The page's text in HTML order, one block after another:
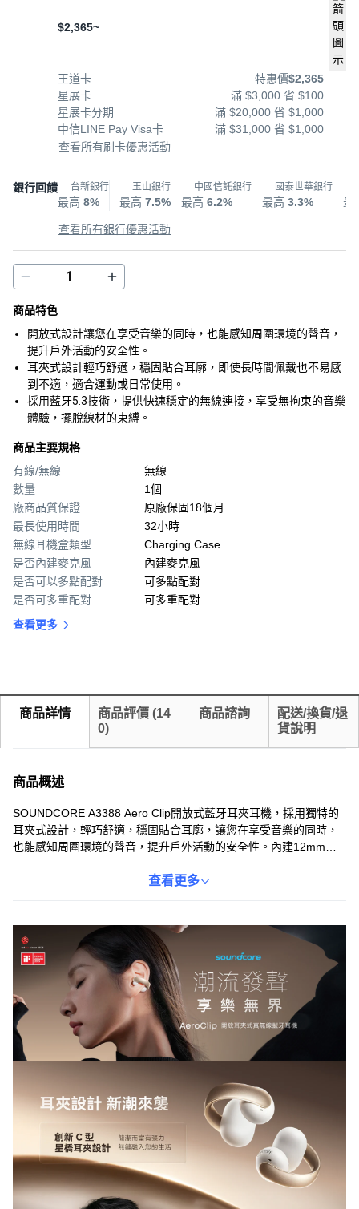
$2,365~
王道卡 特惠價$2,365
星展卡
滿 $3,000 省 $100
星展卡分期
滿 $20,000 省 $1,000
中信LINE Pay Visa卡
滿 $31,000 省 $1,000
查看所有刷卡優惠活動
銀行回饋 台新銀行
最高 8%
玉山銀行
最高 7.5%
中國信託銀行
最高 6.2%
國泰世華銀行
最高 3.3% 最
查看所有銀行優惠活動
商品特色
開放式設計讓您在享受音樂的同時，也能感知周圍環境的聲音，
提升戶外活動的安全性。
耳夾式設計輕巧舒適，穩固貼合耳廓，即使長時間佩戴也不易感
到不適，適合運動或日常使用。
採用藍牙5.3技術，提供快速穩定的無線連接，享受無拘束的音樂
體驗，擺脫線材的束縛。
商品主要規格
有線/無線
無線
數量
1個
廠商品質保證
原廠保固18個月
最長使用時間
32小時
無線耳機盒類型
Charging Case
是否內建麥克風
內建麥克風
是否可以多點配對
可多點配對
是否可多重配對
可多重配對
查看更多
商品詳情 商品評價 (14
0)
商品諮詢
配送/換貨/退
貨說明
商品概述
SOUNDCORE A3388 Aero Clip開放式藍牙耳夾耳機，採用獨特的
耳夾式設計，輕巧舒適，穩固貼合耳廓，讓您在享受音樂的同時，
也能感知周圍環境的聲音，提升戶外活動的安全性。內建12mm驅
防水等級，讓您在運動時也能安心使用。支援藍牙5.3技術，提供快
查看更多